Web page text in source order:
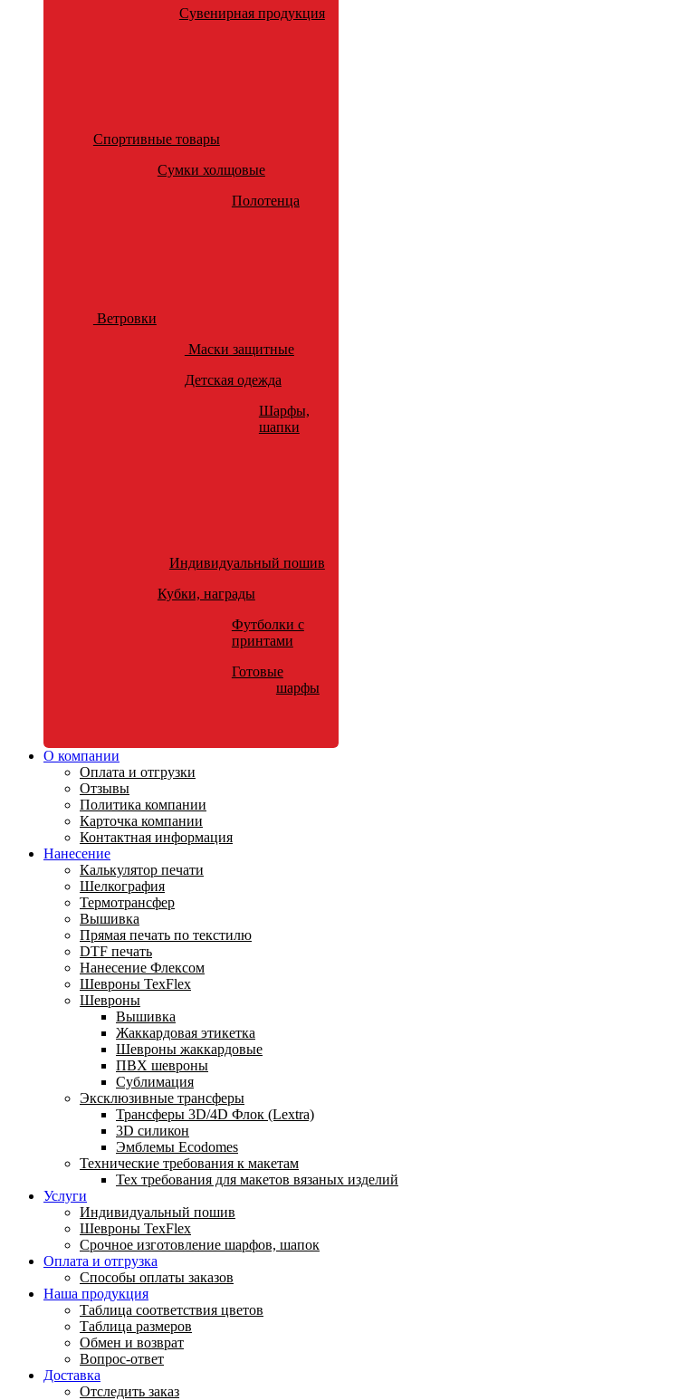
Сувенирная продукция
Спортивные товары
Сумки холщовые
Полотенца
Ветровки
Маски защитные
Детская одежда
Шарфы,
шапки
Индивидуальный пошив
Кубки, награды
Футболки с
принтами
Готовые
шарфы
О компании
Оплата и отгрузки
Отзывы
Политика компании
Карточка компании
Контактная информация
Нанесение
Калькулятор печати
Шелкография
Термотрансфер
Вышивка
Прямая печать по текстилю
DTF печать
Нанесение Флексом
Шевроны TexFlex
Шевроны
Вышивка
Жаккардовая этикетка
Шевроны жаккардовые
ПВХ шевроны
Сублимация
Эксклюзивные трансферы
Трансферы 3D/4D Флок (Lextra)
3D силикон
Эмблемы Ecodomes
Технические требования к макетам
Тех требования для макетов вязаных изделий
Услуги
Индивидуальный пошив
Шевроны TexFlex
Срочное изготовление шарфов, шапок
Оплата и отгрузка
Способы оплаты заказов
Наша продукция
Таблица соответствия цветов
Таблица размеров
Обмен и возврат
Вопрос-ответ
Доставка
Отследить заказ